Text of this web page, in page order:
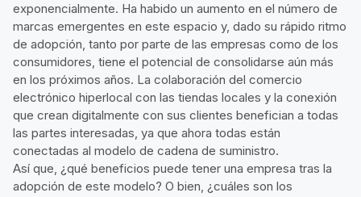
exponencialmente. Ha habido un aumento en el número de
marcas emergentes en este espacio y, dado su rápido ritmo
de adopción, tanto por parte de las empresas como de los
consumidores, tiene el potencial de consolidarse aún más
en los próximos años. La colaboración del comercio
electrónico hiperlocal con las tiendas locales y la conexión
que crean digitalmente con sus clientes benefician a todas
las partes interesadas, ya que ahora todas están
conectadas al modelo de cadena de suministro.
Así que, ¿qué beneficios puede tener una empresa tras la
adopción de este modelo? O bien, ¿cuáles son los